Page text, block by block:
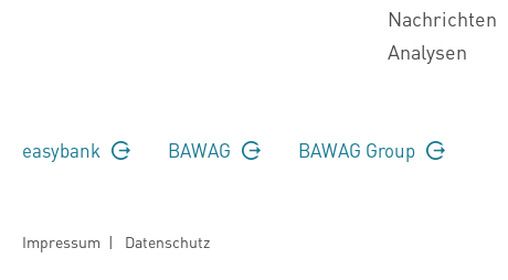
Nachrichten
Analysen
easybank BAWAG BAWAG Group
Impressum | Datenschutz